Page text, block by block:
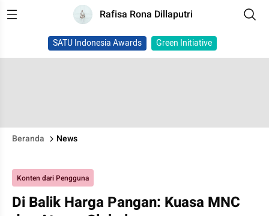
Rafisa Rona Dillaputri
SATU Indonesia Awards Green Initiative
Beranda News
Konten dari Pengguna
Di Balik Harga Pangan: Kuasa MNC